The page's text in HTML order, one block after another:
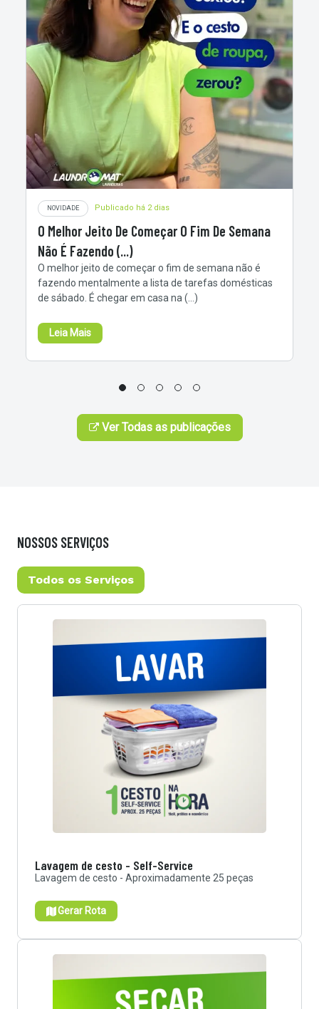
NOVIDADE Publicado há 2 dias
O Melhor Jeito De Começar O Fim De Semana
Não É Fazendo (...)
O melhor jeito de começar o fim de semana não é
fazendo mentalmente a lista de tarefas domésticas
de sábado. É chegar em casa na (...)
Leia Mais
Ver Todas as publicações
NOSSOS SERVIÇOS
Todos os Serviços
Lavagem de cesto - Self-Service
Lavagem de cesto - Aproximadamente 25 peças
Gerar Rota